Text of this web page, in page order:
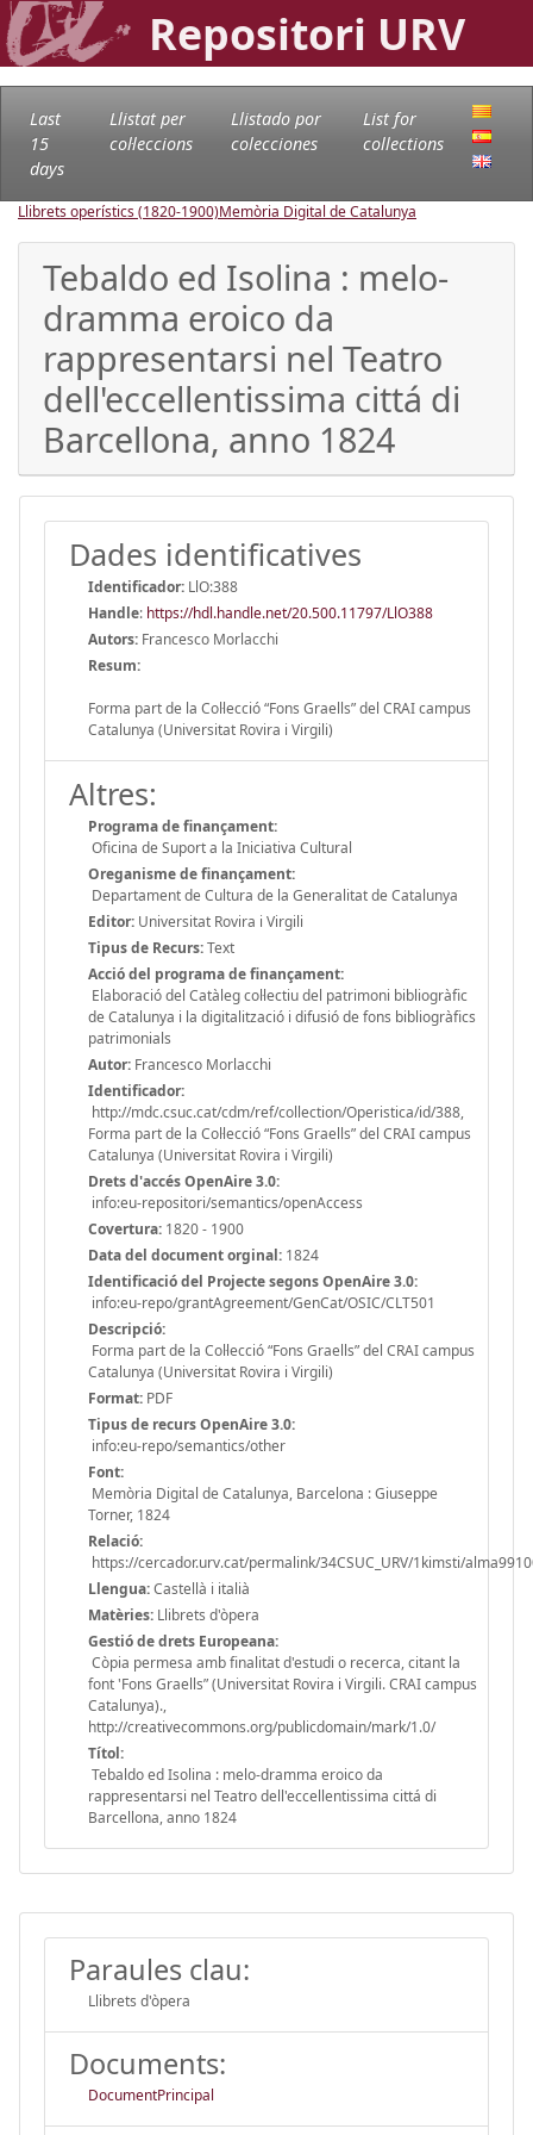
Repositori URV
Last
15
days
Llistat per
col·leccions
Llistado por
colecciones
List for
collections
Llibrets operístics (1820-1900)Memòria Digital de Catalunya
Tebaldo ed Isolina : melo-
dramma eroico da
rappresentarsi nel Teatro
dell'eccellentissima cittá di
Barcellona, anno 1824
Dades identificatives
Identificador: LlO:388
Handle: https://hdl.handle.net/20.500.11797/LlO388
Autors: Francesco Morlacchi
Resum:
Forma part de la Col·lecció “Fons Graells” del CRAI campus
Catalunya (Universitat Rovira i Virgili)
Altres:
Programa de finançament:
Oficina de Suport a la Iniciativa Cultural
Oreganisme de finançament:
Departament de Cultura de la Generalitat de Catalunya
Editor: Universitat Rovira i Virgili
Tipus de Recurs:Text
Acció del programa de finançament:
Elaboració del Catàleg col·lectiu del patrimoni bibliogràfic
de Catalunya i la digitalització i difusió de fons bibliogràfics
patrimonials
Autor: Francesco Morlacchi
Identificador:
http://mdc.csuc.cat/cdm/ref/collection/Operistica/id/388,
Forma part de la Col·lecció “Fons Graells” del CRAI campus
Catalunya (Universitat Rovira i Virgili)
Drets d'accés OpenAire 3.0:
info:eu-repositori/semantics/openAccess
Covertura: 1820 - 1900
Data del document orginal: 1824
Identificació del Projecte segons OpenAire 3.0:
info:eu-repo/grantAgreement/GenCat/OSIC/CLT501
Descripció:
Forma part de la Col·lecció “Fons Graells” del CRAI campus
Catalunya (Universitat Rovira i Virgili)
Format: PDF
Tipus de recurs OpenAire 3.0:
info:eu-repo/semantics/other
Font:
Memòria Digital de Catalunya, Barcelona : Giuseppe
Torner, 1824
Relació:
https://cercador.urv.cat/permalink/34CSUC_URV/1kimsti/
Llengua:Castellà i italià
Matèries: Llibrets d'òpera
Gestió de drets Europeana:
Còpia permesa amb finalitat d'estudi o recerca, citant la
font 'Fons Graells” (Universitat Rovira i Virgili. CRAI campus
Catalunya).,
http://creativecommons.org/publicdomain/mark/1.0/
Títol:
Tebaldo ed Isolina : melo-dramma eroico da
rappresentarsi nel Teatro dell'eccellentissima cittá di
Barcellona, anno 1824
Paraules clau:
Llibrets d'òpera
Documents:
DocumentPrincipal